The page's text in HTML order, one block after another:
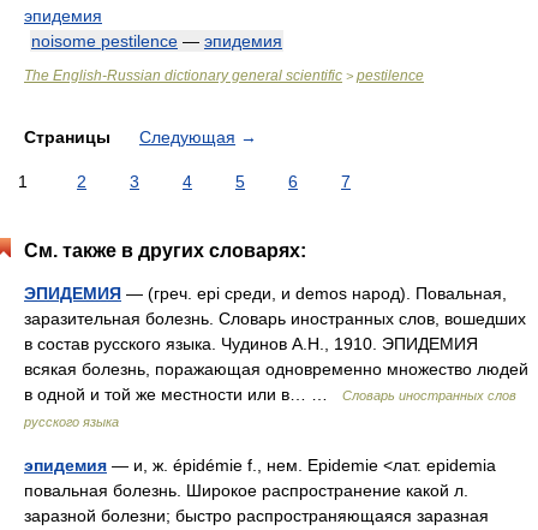
эпидемия
noisome pestilence — эпидемия
The English-Russian dictionary general scientific > pestilence
Страницы Следующая →
1 2 3 4 5 6 7
См. также в других словарях:
ЭПИДЕМИЯ — (греч. epi среди, и demos народ). Повальная,
заразительная болезнь. Словарь иностранных слов, вошедших
в состав русского языка. Чудинов А.Н., 1910. ЭПИДЕМИЯ
всякая болезнь, поражающая одновременно множество людей
в одной и той же местности или в… …
Словарь иностранных слов
русского языка
эпидемия — и, ж. épidémie f., нем. Epidemie <лат. epidemia
повальная болезнь. Широкое распространение какой л.
заразной болезни; быстро распространяющаяся заразная